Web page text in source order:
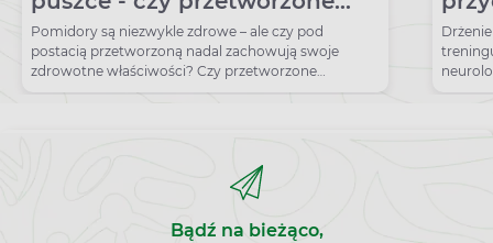
pomidory nadal są zdrowe?
Pomidory są niezwykle zdrowe – ale czy pod
postacią przetworzoną nadal zachowują swoje
zdrowotne właściwości? Czy przetworzone
pomidory nadal są zdrowe?
bez
Bądź na bieżąco,